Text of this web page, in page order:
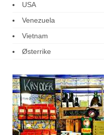
USA
Venezuela
Vietnam
Østerrike